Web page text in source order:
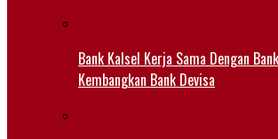
Bank Kalsel Kerja Sama Dengan
Kembangkan Bank Devisa